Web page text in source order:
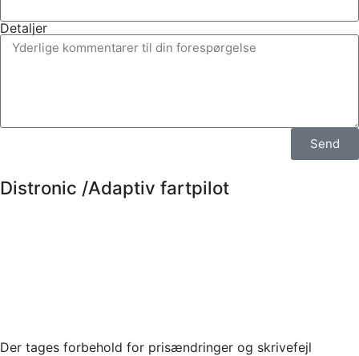
Detaljer
Send
Distronic /Adaptiv fartpilot
Der tages forbehold for prisændringer og skrivefejl